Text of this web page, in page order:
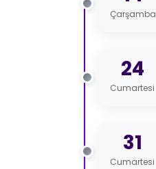
Çarşamba
24
Cumartesi
31
Cumartesi